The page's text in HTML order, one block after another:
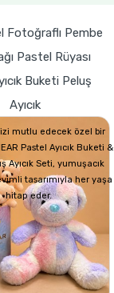
Fotoğraflı Pembe
Pastel Rüyası
Buketi Peluş
Ayıcık
mutlu edecek özel bir
Pastel Ayıcık Buketi &
Ayıcık Seti, yumuşacık
tasarımıyla her yaşa
hitap eder.